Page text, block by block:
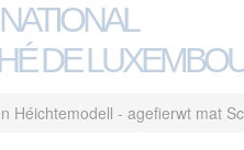
DE
Héichtemodell - agefierwt mat